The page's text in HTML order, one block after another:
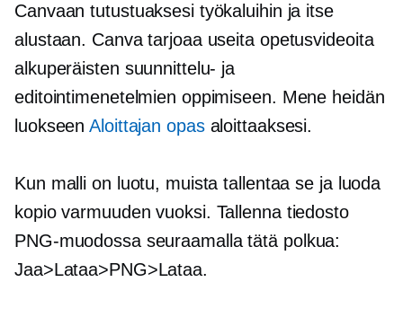
Canvaan tutustuaksesi työkaluihin ja itse
alustaan. Canva tarjoaa useita opetusvideoita
alkuperäisten suunnittelu- ja
editointimenetelmien oppimiseen. Mene heidän
luokseenAloittajan opasaloittaaksesi.
Kun malli on luotu, muista tallentaa se ja luoda
kopio varmuuden vuoksi. Tallenna tiedosto
PNG-muodossa seuraamalla tätä polkua:
Jaa>Lataa>PNG>Lataa.